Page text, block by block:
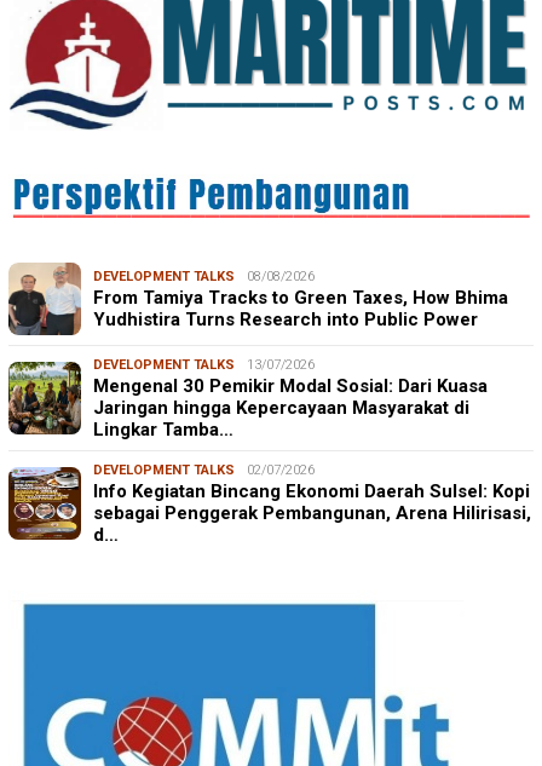
DEVELOPMENT TALKS 08/08/2026
From Tamiya Tracks to Green Taxes, How Bhima
Yudhistira Turns Research into Public Power
DEVELOPMENT TALKS 13/07/2026
Mengenal 30 Pemikir Modal Sosial: Dari Kuasa
Jaringan hingga Kepercayaan Masyarakat di
Lingkar Tamba…
DEVELOPMENT TALKS 02/07/2026
Info Kegiatan Bincang Ekonomi Daerah Sulsel: Kopi
sebagai Penggerak Pembangunan, Arena Hilirisasi,
d…